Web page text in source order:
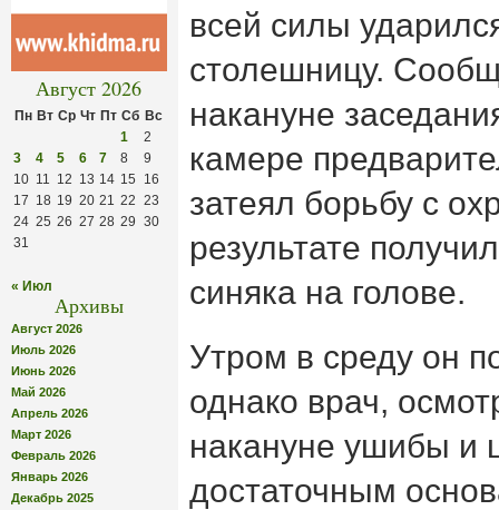
Август 2026
Пн Вт Ср Чт Пт Сб Вс
1
2
3
4 5 6 7 8
9
10 11 12 13 14 15
16
17 18 19 20 21 22 23
24 25 26 27 28 29 30
31
« Июл
Архивы
Август 2026
Июль 2026
Июнь 2026
Май 2026
Апрель 2026
Март 2026
Февраль 2026
Январь 2026
Декабрь 2025
всей силы
столешницу.
накануне
камере
затеял борьбу с
результате
синяка на голове.
Утром в среду он
однако врач,
накануне ушибы и
достаточным